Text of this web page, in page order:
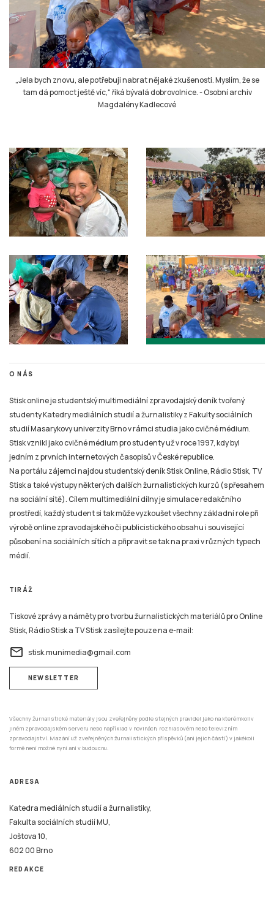
„Jela bych znovu, ale potřebuji nabrat nějaké zkušenosti. Myslím, že se
tam dá pomoct ještě víc,“ říká bývalá dobrovolnice.-Osobní archiv
Magdalény Kadlecové
O NÁS
Stisk online je studentský multimediální zpravodajský deník tvořený
studenty Katedry mediálních studií a žurnalistiky z Fakulty sociálních
studií Masarykovy univerzity Brno v rámci studia jako cvičné médium.
Stisk vznikl jako cvičné médium pro studenty už v roce 1997, kdy byl
jedním z prvních internetových časopisů v České republice.
Na portálu zájemci najdou studentský deník Stisk Online, Rádio Stisk, TV
Stisk a také výstupy některých dalších žurnalistických kurzů (s přesahem
na sociální sítě). Cílem multimediální dílny je simulace redakčního
prostředí, každý student si tak může vyzkoušet všechny základní role při
výrobě online zpravodajského či publicistického obsahu i související
působení na sociálních sítích a připravit se tak na praxi v různých typech
médií.
TIRÁŽ
Tiskové zprávy a náměty pro tvorbu žurnalistických materiálů pro Online
Stisk, Rádio Stisk a TV Stisk zasílejte pouze na e-mail:
email stisk.munimedia@gmail.com
NEWSLETTER
Všechny žurnalistické materiály jsou zveřejněny podle stejných pravidel jako na kterémkoliv
jiném zpravodajském serveru nebo například v novinách, rozhlasovém nebo televizním
zpravodajství. Mazání už zveřejněných žurnalistických příspěvků (ani jejich částí) v jakékoli
formě není možné nyní ani v budoucnu.
ADRESA
Katedra mediálních studií a žurnalistiky,
Fakulta sociálních studií MU,
Joštova 10,
602 00 Brno
REDAKCE